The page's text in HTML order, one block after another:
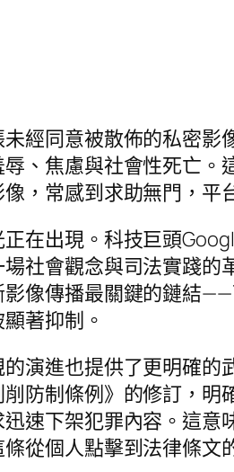
經同意被散佈的私密
、焦慮與社會性死亡
，常感到求助無門，平
在出現。科技巨頭
社會觀念與司法實踐的
像傳播最關鍵的鏈結
著抑制。
演進也提供了更明確的
削防制條例》的修訂，
速下架犯罪內容。這
從個人點擊到法律條文